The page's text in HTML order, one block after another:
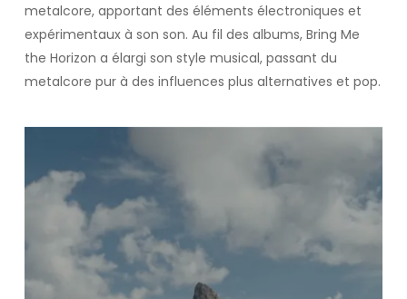
metalcore, apportant des éléments électroniques et
expérimentaux à son son. Au fil des albums, Bring Me
the Horizon a élargi son style musical, passant du
metalcore pur à des influences plus alternatives et pop.